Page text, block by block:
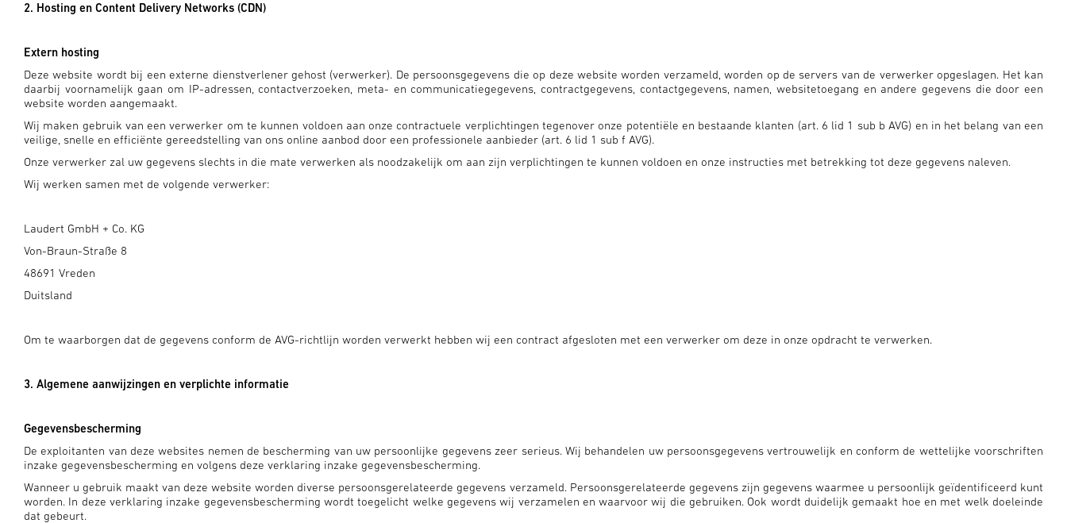
2. Hosting en Content Delivery Networks (CDN)
Extern hosting
Deze website wordt bij een externe dienstverlener gehost (verwerker). De persoonsgegevens die op deze website worden verzameld, worden op de servers van de verwerker opgeslagen. Het kan
daarbij voornamelijk gaan om IP-adressen, contactverzoeken, meta- en communicatiegegevens, contractgegevens, contactgegevens, namen, websitetoegang en andere gegevens die door een
website worden aangemaakt.
Wij maken gebruik van een verwerker om te kunnen voldoen aan onze contractuele verplichtingen tegenover onze potentiële en bestaande klanten (art. 6 lid 1 sub b AVG) en in het belang van een
veilige, snelle en efficiënte gereedstelling van ons online aanbod door een professionele aanbieder (art. 6 lid 1 sub f AVG).
Onze verwerker zal uw gegevens slechts in die mate verwerken als noodzakelijk om aan zijn verplichtingen te kunnen voldoen en onze instructies met betrekking tot deze gegevens naleven.
Wij werken samen met de volgende verwerker:
Laudert GmbH + Co. KG
Von-Braun-Straße 8
48691 Vreden
Duitsland
Om te waarborgen dat de gegevens conform de AVG-richtlijn worden verwerkt hebben wij een contract afgesloten met een verwerker om deze in onze opdracht te verwerken.
3. Algemene aanwijzingen en verplichte informatie
Gegevensbescherming
De exploitanten van deze websites nemen de bescherming van uw persoonlijke gegevens zeer serieus. Wij behandelen uw persoonsgegevens vertrouwelijk en conform de wettelijke voorschriften
inzake gegevensbescherming en volgens deze verklaring inzake gegevensbescherming.
Wanneer u gebruik maakt van deze website worden diverse persoonsgerelateerde gegevens verzameld. Persoonsgerelateerde gegevens zijn gegevens waarmee u persoonlijk geïdentificeerd kunt
worden. In deze verklaring inzake gegevensbescherming wordt toegelicht welke gegevens wij verzamelen en waarvoor wij die gebruiken. Ook wordt duidelijk gemaakt hoe en met welk doeleinde
dat gebeurt.